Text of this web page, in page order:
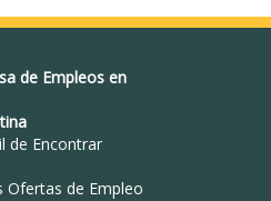
de Empleos en
de Encontrar
Ofertas de Empleo